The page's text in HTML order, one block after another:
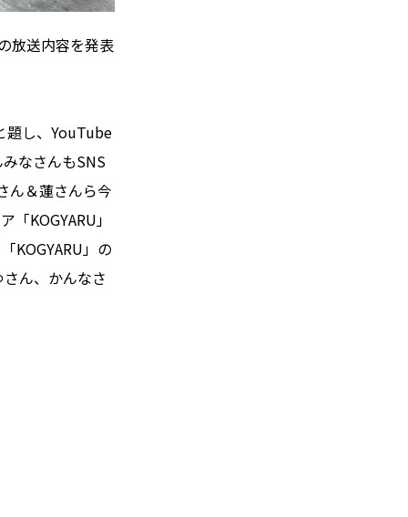
放送内容を発表
題し、YouTube
なさんもSNS
ん＆蓮さんら今
KOGYARU」
KOGYARU」の
ん、かんなさ